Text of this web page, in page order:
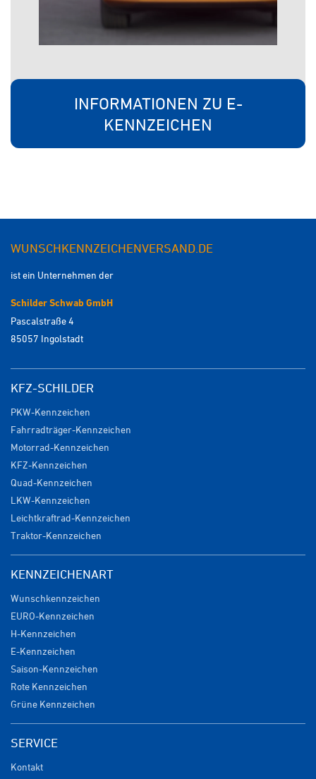
INFORMATIONEN ZU E-
KENNZEICHEN
WUNSCHKENNZEICHENVERSAND.DE
ist ein Unternehmen der
Schilder Schwab GmbH
Pascalstraße 4
85057 Ingolstadt
KFZ-SCHILDER
PKW-Kennzeichen
Fahrradträger-Kennzeichen
Motorrad-Kennzeichen
KFZ-Kennzeichen
Quad-Kennzeichen
LKW-Kennzeichen
Leichtkraftrad-Kennzeichen
Traktor-Kennzeichen
KENNZEICHENART
Wunschkennzeichen
EURO-Kennzeichen
H-Kennzeichen
E-Kennzeichen
Saison-Kennzeichen
Rote Kennzeichen
Grüne Kennzeichen
SERVICE
Kontakt